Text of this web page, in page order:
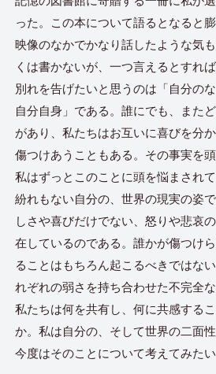
った。この本について語るとなると
映像のなかでかなり話したような気
くは書かないが、一つ言えるとすれ
別れを告げたいと思うのは「自分の
自分自身」である。誰にでも、また
があり、私たちはお互いに喜びを分
傷つけあうこともある。その事実を
私はずっとこのことに頭を悩まされ
紛れもない自分の、世界の現実の姿
しさや喜びだけでない、怒りや悲哀
在しているのである。誰かが傷つけ
ることはもちろん起こるべきではな
れぞれの弱さを持ち合わせた不完全
私たちは何を共有し、何に共感する
か。私は自分の、そして世界の二面
今度はそのことについて考えてみたい